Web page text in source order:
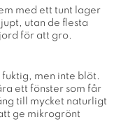
med ett tunt lager
utan de flesta
för att gro.
men inte blöt.
ett fönster som får
till mycket naturligt
ge mikrogrönt